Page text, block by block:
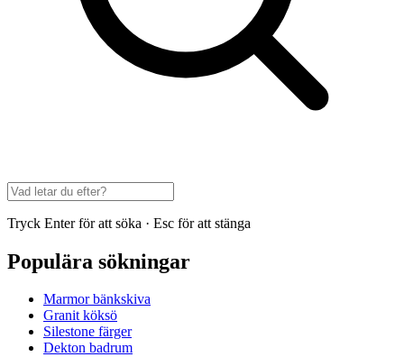
Tryck Enter för att söka · Esc för att stänga
Populära sökningar
Marmor bänkskiva
Granit köksö
Silestone färger
Dekton badrum